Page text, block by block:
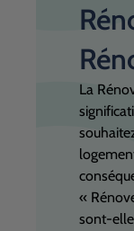
La
«
sont-